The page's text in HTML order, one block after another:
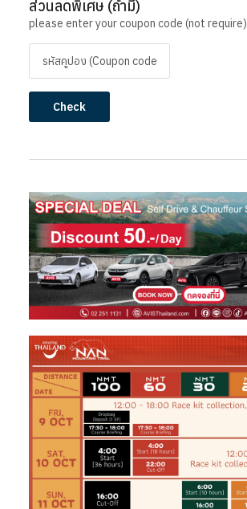
ส่วนลดพิเศษ (ถ้ามี)
please enter your coupon code (not require)
Check